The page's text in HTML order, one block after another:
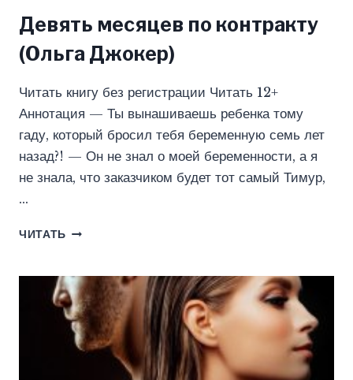
Девять месяцев по контракту
(Ольга Джокер)
Читать книгу без регистрации Читать 12+
Аннотация — Ты вынашиваешь ребенка тому
гаду, который бросил тебя беременную семь лет
назад?! — Он не знал о моей беременности, а я
не знала, что заказчиком будет тот самый Тимур,
…
ЧИТАТЬ ДЕВЯТЬ
КОНТРАКТУ
(ОЛЬГА
ДЖОКЕР)